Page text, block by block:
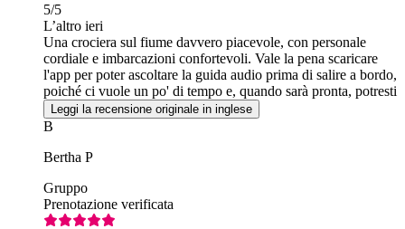
5/5
L’altro ieri
Una crociera sul fiume davvero piacevole, con personale
cordiale e imbarcazioni confortevoli. Vale la pena scaricare
l'app per poter ascoltare la guida audio prima di salire a bordo,
poiché ci vuole un po' di tempo e, quando sarà pronta, potresti
aver già perso l'inizio della crociera.
Leggi la recensione originale in inglese
B
Bertha P
Gruppo
Prenotazione verificata